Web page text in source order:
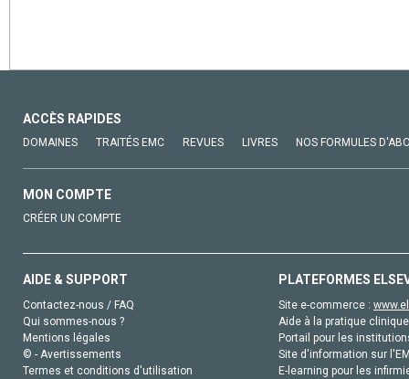
ACCÈS RAPIDES
DOMAINES TRAITÉS EMC REVUES LIVRES NOS FORMULES
MON COMPTE
CRÉER UN COMPTE
AIDE & SUPPORT
Contactez-nous / FAQ
Qui sommes-nous ?
Mentions légales
© - Avertissements
Termes et conditions d'utilisation
PLATEFORMES
Site e-commerce :
Aide à la pratique
Portail pour les
Site d'information sur
E-learning pour les